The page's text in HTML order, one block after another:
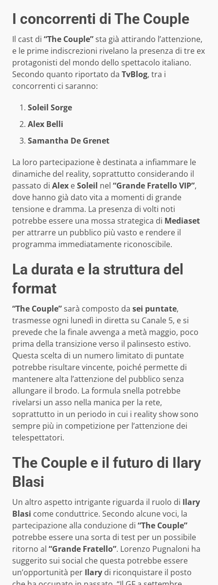
I concorrenti di The Couple
Il cast di “The Couple”sta già attirando l’attenzione,
e le prime indiscrezioni rivelano la presenza di tre ex
protagonisti del mondo dello spettacolo italiano.
Secondo quanto riportato da TvBlog, tra i
concorrenti ci saranno:
Soleil Sorge
Alex Belli
Samantha De Grenet
La loro partecipazione è destinata a infiammare le
dinamiche del reality, soprattutto considerando il
passato di Alex eSoleil nel “Grande Fratello VIP”,
dove hanno già dato vita a momenti di grande
tensione e dramma. La presenza di volti noti
potrebbe essere una mossa strategica di Mediaset
per attrarre un pubblico più vasto e rendere il
programma immediatamente riconoscibile.
La durata e la struttura del
format
“The Couple”sarà composto da sei puntate,
trasmesse ogni lunedì in diretta su Canale 5, e si
prevede che la finale avvenga a metà maggio, poco
prima della transizione verso il palinsesto estivo.
Questa scelta di un numero limitato di puntate
potrebbe risultare vincente, poiché permette di
mantenere alta l’attenzione del pubblico senza
allungare il brodo. La formula snella potrebbe
rivelarsi un asso nella manica per la rete,
soprattutto in un periodo in cui i reality show sono
sempre più in competizione per l’attenzione dei
telespettatori.
The Couple e il futuro di Ilary
Blasi
Un altro aspetto intrigante riguarda il ruolo di Ilary
Blasi come conduttrice. Secondo alcune voci, la
partecipazione alla conduzione di “The Couple”
potrebbe essere una sorta di test per un possibile
ritorno al “Grande Fratello”. Lorenzo Pugnaloni ha
suggerito sui social che questa potrebbe essere
un’opportunità per Ilary di riconquistare il posto